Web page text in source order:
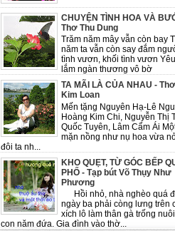
CHUYỆN TÌNH HOA VÀ
Thơ Thu Dung
Trăm năm mây vẫn còn bay
năm ta vẫn còn say đắm
tình vươn, khối tình vươn
lắm ngàn thương vô bờ
TA MÃI LÀ CỦA NHAU -
Kim Loan
Mến tặng Nguyên Hạ-Lê
Hoàng Kim Chi, Nguyễn Thị
Quốc Tuyên, Lâm Cẩm Ái
mặn nồng như nụ hoa vừa
đôi ta nh...
KHO QUẸT, TỪ GÓC BẾP
PHỐ - Tạp bút Võ Thụy Như
Phương
Hồi nhỏ, nhà nghèo quá
ngày ba phải còng lưng trên
xích lô làm thân gà trống
con năm đứa. Gia đình vào thờ...